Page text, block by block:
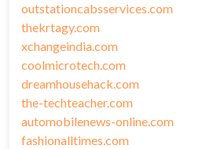
outstationcabsservices.com
thekrtagy.com
xchangeindia.com
coolmicrotech.com
dreamhousehack.com
the-techteacher.com
automobilenews-online.com
fashionalltimes.com